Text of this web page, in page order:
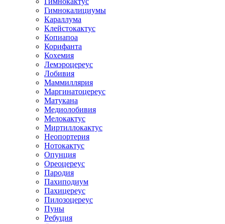
Гимнокалициумы
Караллума
Клейстокактус
Копиапоа
Корифанта
Кохемия
Лемэроцереус
Лобивия
Маммиллярия
Маргинатоцереус
Матукана
Медиолобивия
Мелокактус
Миртиллокактус
Неопортерия
Нотокактус
Опунция
Ореоцереус
Пародия
Пахиподиум
Пахицереус
Пилозоцереус
Пуны
Ребуция